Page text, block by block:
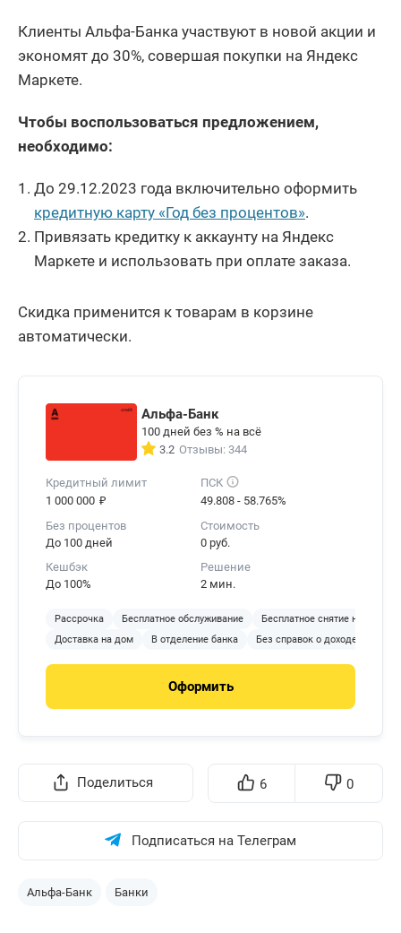
Клиенты Альфа-Банка участвуют в новой акции и
экономят до 30%, совершая покупки на Яндекс
Маркете.
Чтобы воспользоваться предложением,
необходимо:
До 29.12.2023 года включительно оформить
кредитную карту «Год без процентов».
Привязать кредитку к аккаунту на Яндекс
Маркете и использовать при оплате заказа.
Скидка применится к товарам в корзине
автоматически.
Альфа-Банк
100 дней без % на всё
3.2 Отзывы: 344
Кредитный лимит
1 000 000 ₽
ПСК
49.808 - 58.765%
Без процентов
До 100 дней
Стоимость
0 руб.
Кешбэк
До 100%
Решение
2 мин.
Рассрочка Бесплатное обслуживание
Бесплатное снятие наличных
Доставка на дом
В отделение банка Без справок о доходе
Оформить
Поделиться 6 0
Подписаться на Телеграм
Альфа-Банк Банки